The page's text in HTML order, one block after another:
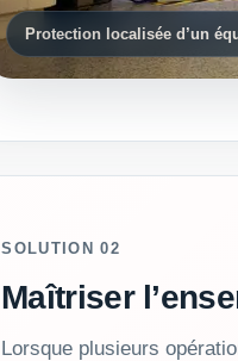
Protection localisée d’un
SOLUTION 02
Maîtriser
Lorsque plusieurs